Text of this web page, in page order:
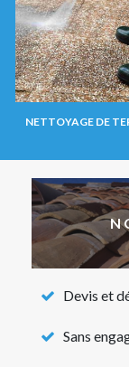
NETTOYAGE DE
Devis et
Sans